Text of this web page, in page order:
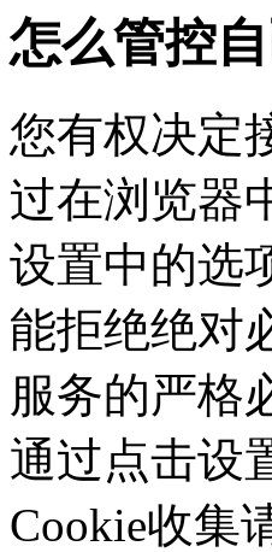
怎么管控
您有权决定
过在浏览器
设置中的选
能拒绝绝
服务的严格
通过点击设
Cookie收集